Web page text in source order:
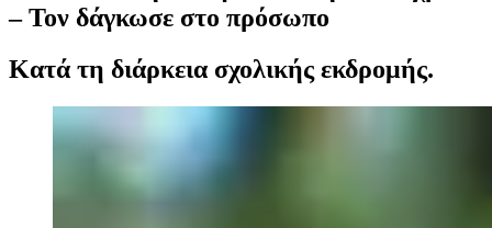
– Τον δάγκωσε στο πρόσωπο
Κατά τη διάρκεια σχολικής εκδρομής.